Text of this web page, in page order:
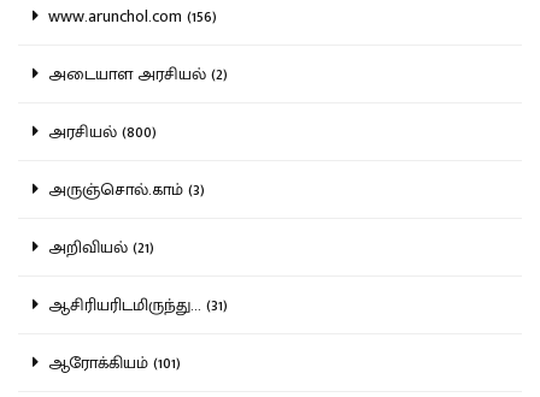
www.arunchol.com (156)
அடையாள அரசியல் (2)
அரசியல் (800)
அருஞ்சொல்.காம் (3)
அறிவியல் (21)
ஆசிரியரிடமிருந்து... (31)
ஆரோக்கியம் (101)